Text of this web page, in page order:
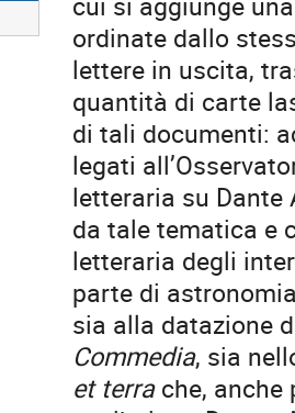
ordinate dallo
lettere in uscita,
quantità di carte
di tali documenti:
legati
letteraria su
da tale tematica e
letteraria degli
parte di
sia alla datazione
Commedia, sia
et terrache, anche